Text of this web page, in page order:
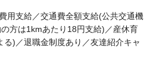
用支給／交通費全額支給(公共交通機
方は1kmあたり18円支給)／産休育
)／退職金制度あり／友達紹介キャ